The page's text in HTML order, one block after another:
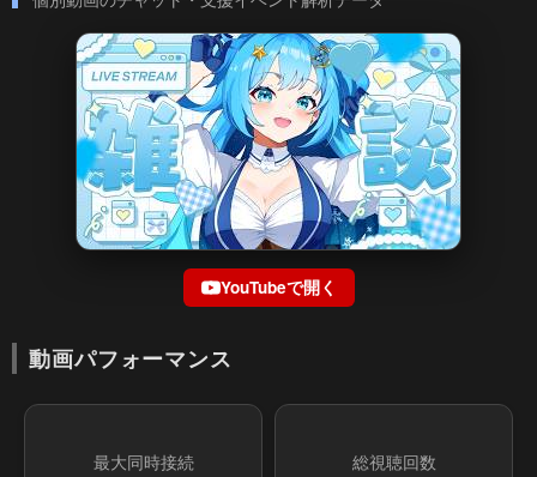
YouTubeで開く
動画パフォーマンス
最大同時接続 総視聴回数